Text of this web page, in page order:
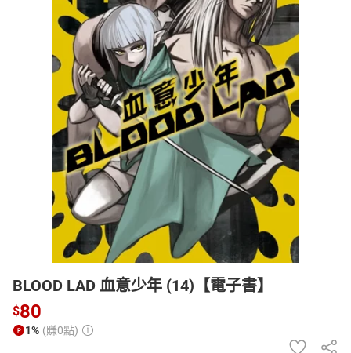
居家生活 3C家電 運動休閒 親子玩具
女裝 男裝 化妝保養 情趣用品
日本購物 電子/紙本書
HOT
BLOOD LAD 血意少年 (14)【電子書】
$80
1% (賺0點)